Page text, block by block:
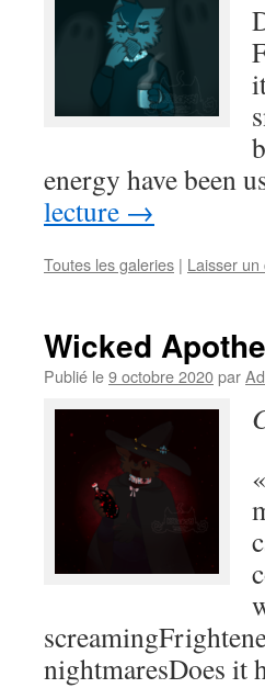
energy have been
lecture →
Toutes les galeries | Laisser
Wicked
Publié le9 octobre 2020par
nightmaresDoes it